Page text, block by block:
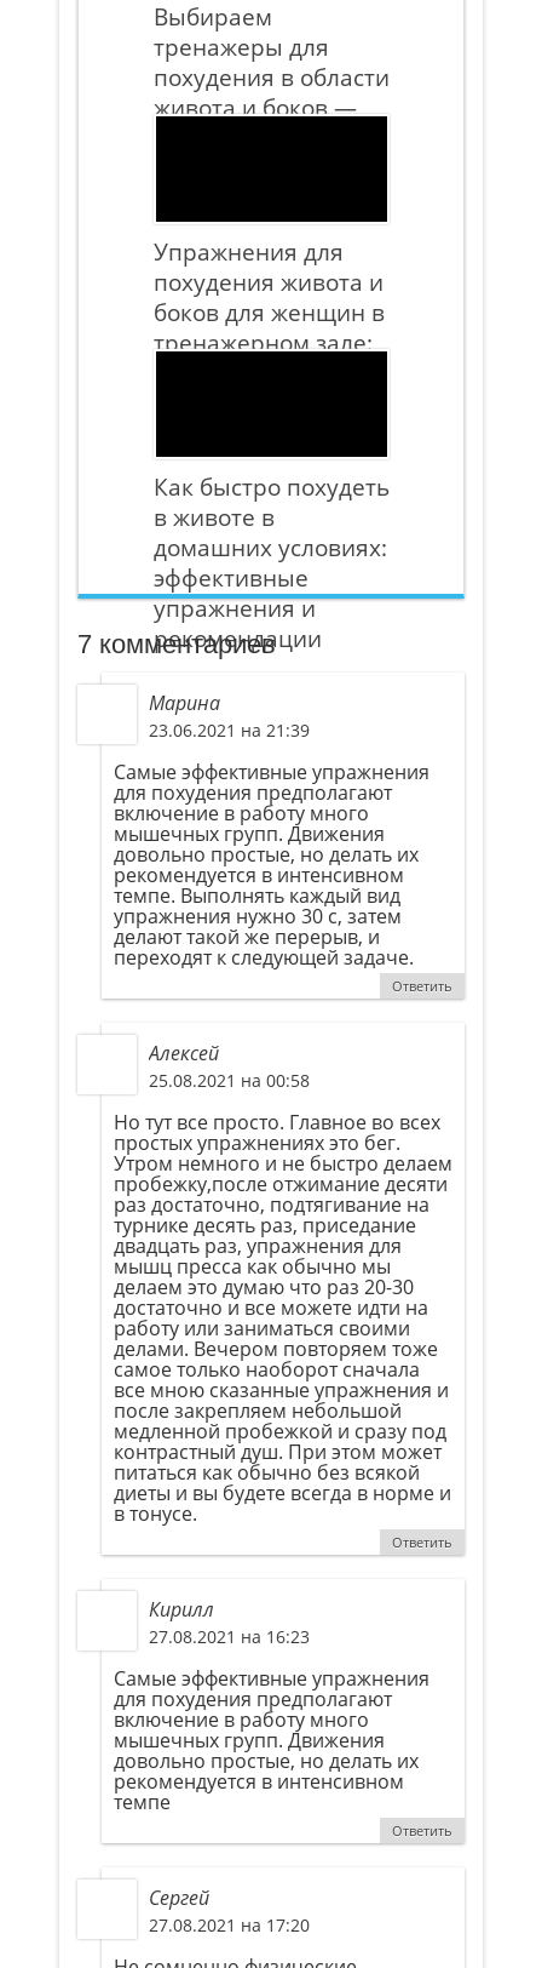
Выбираем
тренажеры для
похудения в области
живота и боков —
Упражнения для
похудения живота и
боков для женщин в
тренажерном зале:
Как быстро похудеть
в животе в
домашних условиях:
эффективные
упражнения и
рекомендации
7 комментариев
Марина
23.06.2021 на 21:39
Самые эффективные упражнения
для похудения предполагают
включение в работу много
мышечных групп. Движения
довольно простые, но делать их
рекомендуется в интенсивном
темпе. Выполнять каждый вид
упражнения нужно 30 с, затем
делают такой же перерыв, и
переходят к следующей задаче.
Ответить
Алексей
25.08.2021 на 00:58
Но тут все просто. Главное во всех
простых упражнениях это бег.
Утром немного и не быстро делаем
пробежку,после отжимание десяти
раз достаточно, подтягивание на
турнике десять раз, приседание
двадцать раз, упражнения для
мышц пресса как обычно мы
делаем это думаю что раз 20-30
достаточно и все можете идти на
работу или заниматься своими
делами. Вечером повторяем тоже
самое только наоборот сначала
все мною сказанные упражнения и
после закрепляем небольшой
медленной пробежкой и сразу под
контрастный душ. При этом может
питаться как обычно без всякой
диеты и вы будете всегда в норме и
в тонусе.
Ответить
Кирилл
27.08.2021 на 16:23
Самые эффективные упражнения
для похудения предполагают
включение в работу много
мышечных групп. Движения
довольно простые, но делать их
рекомендуется в интенсивном
темпе
Ответить
Сергей
27.08.2021 на 17:20